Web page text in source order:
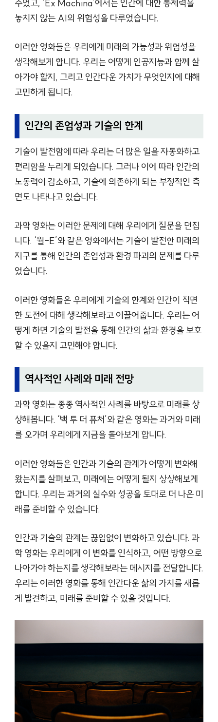
주었고, ‘Ex Machina’에서는 인간에 대한 통제력을
놓치지 않는 AI의 위험성을 다루었습니다.
이러한 영화들은 우리에게 미래의 가능성과 위험성을
생각해보게 합니다. 우리는 어떻게 인공지능과 함께 살
아가야 할지, 그리고 인간다운 가치가 무엇인지에 대해
고민하게 됩니다.
인간의 존엄성과 기술의 한계
기술이 발전함에 따라 우리는 더 많은 일을 자동화하고
편리함을 누리게 되었습니다. 그러나 이에 따라 인간의
노동력이 감소하고, 기술에 의존하게 되는 부정적인 측
면도 나타나고 있습니다.
과학 영화는 이러한 문제에 대해 우리에게 질문을 던집
니다. ‘월-E’와 같은 영화에서는 기술이 발전한 미래의
지구를 통해 인간의 존엄성과 환경 파괴의 문제를 다루
었습니다.
이러한 영화들은 우리에게 기술의 한계와 인간이 직면
한 도전에 대해 생각해보라고 이끌어줍니다. 우리는 어
떻게 하면 기술의 발전을 통해 인간의 삶과 환경을 보호
할 수 있을지 고민해야 합니다.
역사적인 사례와 미래 전망
과학 영화는 종종 역사적인 사례를 바탕으로 미래를 상
상해봅니다. ‘백 투 더 퓨처’와 같은 영화는 과거와 미래
를 오가며 우리에게 지금을 돌아보게 합니다.
이러한 영화들은 인간과 기술의 관계가 어떻게 변화해
왔는지를 살펴보고, 미래에는 어떻게 될지 상상해보게
합니다. 우리는 과거의 실수와 성공을 토대로 더 나은 미
래를 준비할 수 있습니다.
인간과 기술의 관계는 끊임없이 변화하고 있습니다. 과
학 영화는 우리에게 이 변화를 인식하고, 어떤 방향으로
나아가야 하는지를 생각해보라는 메시지를 전달합니다.
우리는 이러한 영화를 통해 인간다운 삶의 가치를 새롭
게 발견하고, 미래를 준비할 수 있을 것입니다.